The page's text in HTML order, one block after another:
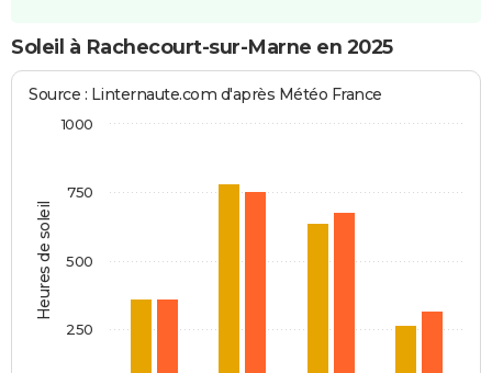
Soleil à Rachecourt-sur-Marne en 2025
Heures de soleil
Source : Linternaute.com d'après Météo France
1000
250
500
750